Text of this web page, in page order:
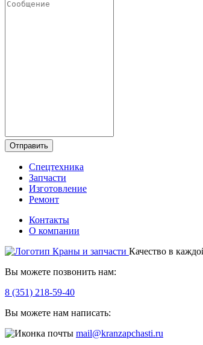
Отправить
Спецтехника
Запчасти
Изготовление
Ремонт
Контакты
О компании
Качество в
Вы можете позвонить нам:
8 (351) 218-59-40
Вы можете нам написать:
mail@kranzapchasti.ru